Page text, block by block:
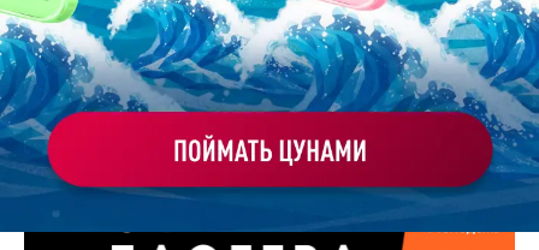
Моё избранное
Работа
эксперта
ХОЧУ ЗАКАЗАТЬ ТАКУЮ ПРЕЗЕНТАЦИЮ